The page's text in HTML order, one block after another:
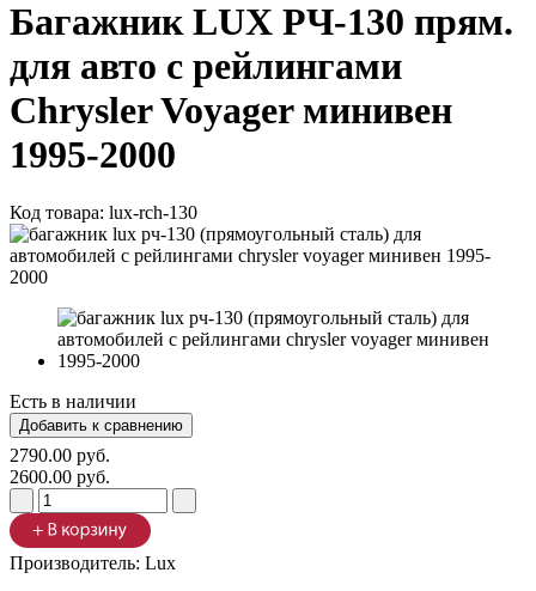
Багажник LUX РЧ-130 прям.
для авто с рейлингами
Chrysler Voyager минивен
1995-2000
Код товара: lux-rch-130
Есть в наличии
2790.00 руб.
2600.00 руб.
Производитель: Lux